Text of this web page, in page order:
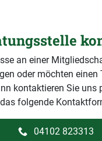
an einer
oder möchten einen
kontaktieren Sie uns
folgende
04102 823313